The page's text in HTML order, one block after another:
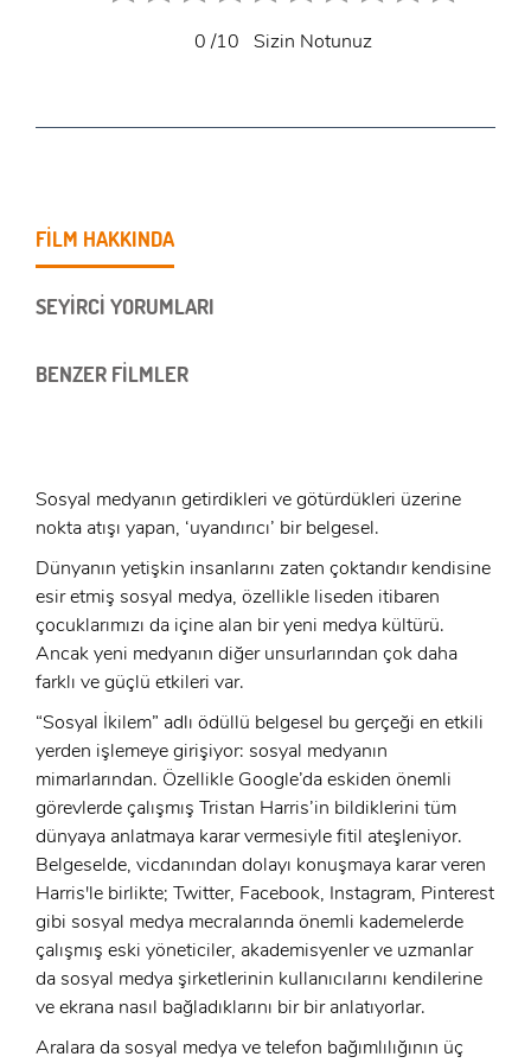
0/10 Sizin Notunuz
FİLM HAKKINDA
SEYİRCİ YORUMLARI
BENZER FİLMLER
Sosyal medyanın getirdikleri ve götürdükleri üzerine
nokta atışı yapan, ‘uyandırıcı’ bir belgesel.
Dünyanın yetişkin insanlarını zaten çoktandır kendisine
esir etmiş sosyal medya, özellikle liseden itibaren
çocuklarımızı da içine alan bir yeni medya kültürü.
Ancak yeni medyanın diğer unsurlarından çok daha
farklı ve güçlü etkileri var.
“Sosyal İkilem” adlı ödüllü belgesel bu gerçeği en etkili
yerden işlemeye girişiyor: sosyal medyanın
mimarlarından. Özellikle Google’da eskiden önemli
görevlerde çalışmış Tristan Harris’in bildiklerini tüm
dünyaya anlatmaya karar vermesiyle fitil ateşleniyor.
Belgeselde, vicdanından dolayı konuşmaya karar veren
Harris'le birlikte; Twitter, Facebook, Instagram, Pinterest
gibi sosyal medya mecralarında önemli kademelerde
çalışmış eski yöneticiler, akademisyenler ve uzmanlar
da sosyal medya şirketlerinin kullanıcılarını kendilerine
ve ekrana nasıl bağladıklarını bir bir anlatıyorlar.
Aralara da sosyal medya ve telefon bağımlılığının üç